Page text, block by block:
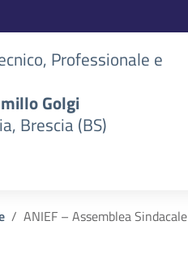
Professionale e
Golgi
Brescia (BS)
ANIEF – Assemblea Sindacale